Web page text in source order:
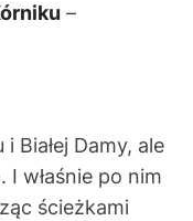
–
Białej Damy, ale
. I właśnie po nim
ścieżkami